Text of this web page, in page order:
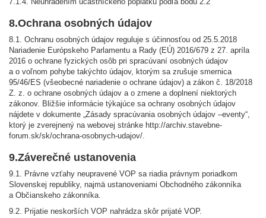
8.Ochrana osobných údajov
8.1. Ochranu osobných údajov reguluje s účinnosťou od 25.5.2018
Nariadenie Európskeho Parlamentu a Rady (EÚ) 2016/679 z 27. apríla
2016 o ochrane fyzických osôb pri spracúvaní osobných údajov
a o voľnom pohybe takýchto údajov, ktorým sa zrušuje smernica
95/46/ES (všeobecné nariadenie o ochrane údajov) a zákon č. 18/2018
Z. z. o ochrane osobných údajov a o zmene a doplnení niektorých
zákonov. Bližšie informácie týkajúce sa ochrany osobných údajov
nájdete v dokumente „Zásady spracúvania osobných údajov –eventy“,
ktorý je zverejnený na webovej stránke http://archiv.stavebne-
forum.sk/sk/ochrana-osobnych-udajov/.
9.Záverečné ustanovenia
9.1. Právne vzťahy neupravené VOP sa riadia právnym poriadkom
Slovenskej republiky, najmä ustanoveniami Obchodného zákonníka
a Občianskeho zákonníka.
9.2. Prijatie neskorších VOP nahrádza skôr prijaté VOP.